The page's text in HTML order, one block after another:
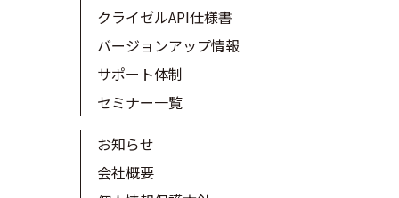
クライゼルAPI仕様書
バージョンアップ情報
サポート体制
セミナー一覧
お知らせ
会社概要